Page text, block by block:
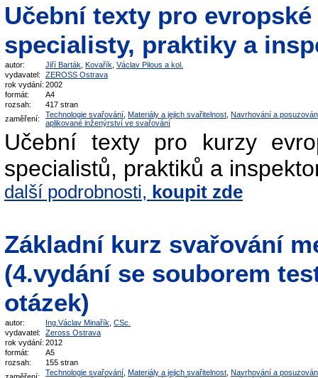
Učební texty pro
specialisty, praktiky a
autor: Jiří Barták Kovařík Václav Pilous a kol.
vydavatel:
ZEROSS Ostrava
rok vydání: 2002
formát:
A4
rozsah:
417 stran
zaměření:
Technologie svařování Materiály a jejich svařitelnost Navrhování a
aplikované inženýrství ve svařování
Učební texty pro kurzy
specialistů, praktiků a
další podrobnosti, koupit zde
Základní kurz svařování
(4.vydání se souborem
otázek)
autor: Ing.Václav Minařík CSc.
vydavatel:
Zeross Ostrava
rok vydání: 2012
formát:
A5
rozsah:
155 stran
Technologie svařování Materiály a jejich svařitelnost Navrhování a